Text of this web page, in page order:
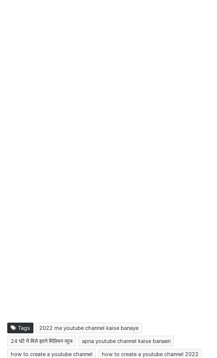
Tags
2022 me youtube channel kaise banaye
24 घंटे में मिले इतने मिलियन व्यूज
apna youtube channel kaise banaen
how to create a youtube channel
how to create a youtube channel 2022